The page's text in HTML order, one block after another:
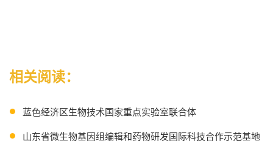
相关阅读：
蓝色经济区生物技术国家重点实验室联合体
山东省微生物基因组编辑和药物研发国际科技合作示范基地